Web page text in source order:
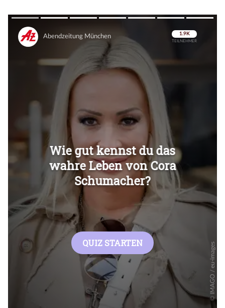
Überspringen
Überspringen